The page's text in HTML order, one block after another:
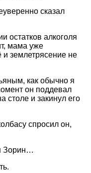
сказал
остатков алкоголя
мама уже
и землетрясение не
как обычно я
он поддевал
столе и закинул его
спросил он,
Зорин…